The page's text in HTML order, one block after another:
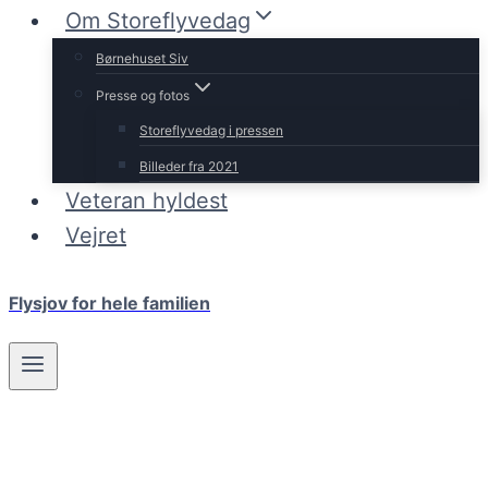
Om Storeflyvedag
Børnehuset Siv
Presse og fotos
Storeflyvedag i pressen
Billeder fra 2021
Veteran hyldest
Vejret
Flysjov for hele familien